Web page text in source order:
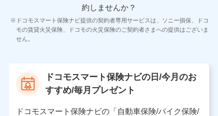
ビスに関してのお問い合わせ情報
各種お問い合わせに対応するため
当社のサービスに関する情報提供や、皆様に有用なお知らせ
をお送りするため
当社の対応品質向上やお問い合わせ内容の正確な把握のため
個人情報保護管理者の職名、連絡先
〒103-0013 東京都中央区日本橋人形町2-14-10 アー
約しませんか？
ドコモスマート保険ナビ提供の契約者専用サービスは、ソニー損保、ドコ
モの賃貸火災保険、ドコモの火災保険のご契約者さまへの提供はございま
せん。
ドコモスマート保険ナビの日/今月のお
すすめ/毎月プレゼント
ドコモスマート保険ナビの「自動車保険/バイク保険/